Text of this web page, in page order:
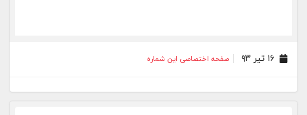
صفحه اختصاصی این شماره